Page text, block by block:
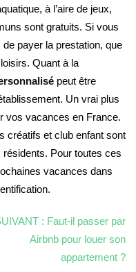
à l’aire de jeux,
sont gratuits. Si vous
payer la prestation, que
Quant à la
peut être
Un vrai plus
vos vacances en France.
créatifs et club enfant sont
Pour toutes ces
vacances dans
: Faut-il passer par
Airbnb pour louer son
appartement ?